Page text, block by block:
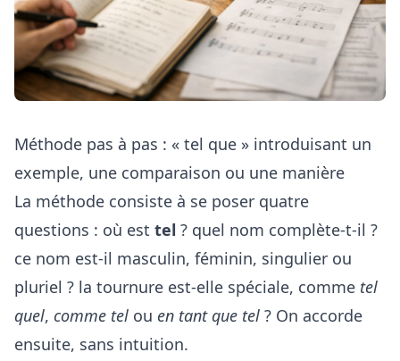
Méthode pas à pas : « tel que » introduisant un
exemple, une comparaison ou une manière
La méthode consiste à se poser quatre
questions : où est tel ? quel nom complète-t-il ?
ce nom est-il masculin, féminin, singulier ou
pluriel ? la tournure est-elle spéciale, comme tel
quel, comme tel ou en tant que tel ? On accorde
ensuite, sans intuition.